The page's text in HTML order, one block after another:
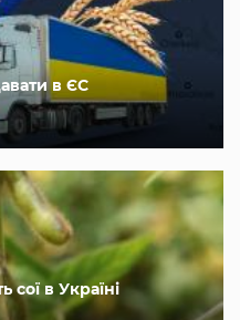
в ЄС
сої в Україні